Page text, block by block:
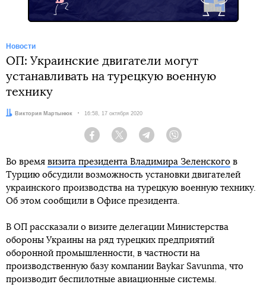
Новости
ОП: Украинские двигатели могут
устанавливать на турецкую военную
технику
Автор:Виктория Мартынюк Дата:
16:58, 17 октября 2020
Facebook Twitter Telegram
Во время визита президента Владимира Зеленского в
Турцию обсудили возможность установки двигателей
украинского производства на турецкую военную технику.
Об этом сообщили в Офисе президента.
В ОП рассказали о визите делегации Министерства
обороны Украины на ряд турецких предприятий
оборонной промышленности, в частности на
производственную базу компании Baykar Savunma, что
производит беспилотные авиационные системы.